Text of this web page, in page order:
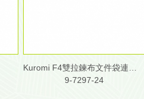
9-7297-24